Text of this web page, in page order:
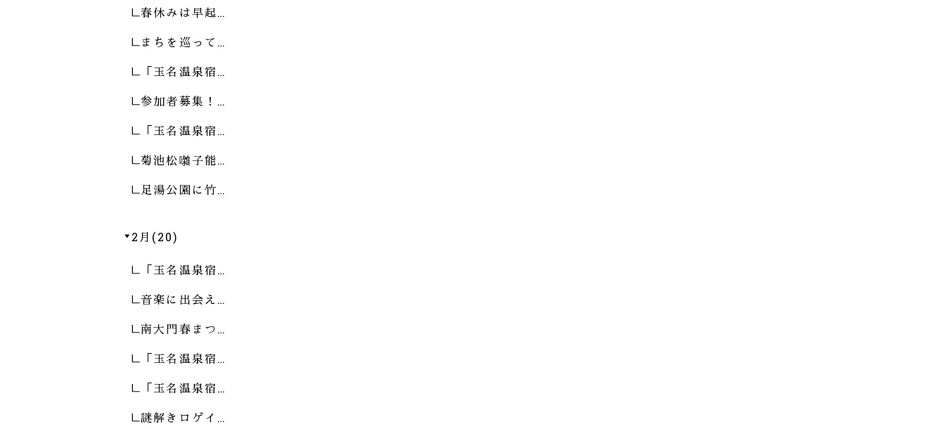
春休みは早起…
まちを巡って…
「玉名温泉宿…
参加者募集！…
「玉名温泉宿…
菊池松囃子能…
足湯公園に竹…
2月(20)
「玉名温泉宿…
音楽に出会え…
南大門春まつ…
「玉名温泉宿…
「玉名温泉宿…
謎解きロゲイ…